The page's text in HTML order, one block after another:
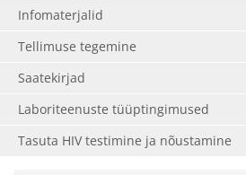
Infomaterjalid
Tellimuse tegemine
Saatekirjad
Laboriteenuste tüüptingimused
Tasuta HIV testimine ja nõustamine